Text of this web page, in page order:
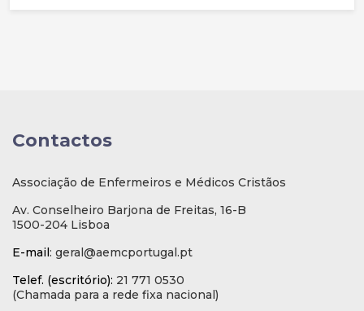
Contactos
Associação de Enfermeiros e Médicos Cristãos
Av. Conselheiro Barjona de Freitas, 16-B
1500-204 Lisboa
E-mail: geral@aemcportugal.pt
Telef. (escritório): 21 771 0530
(Chamada para a rede fixa nacional)